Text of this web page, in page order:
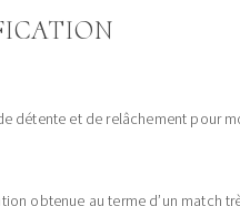
détente et de relâchement pour
obtenue au terme d’un match